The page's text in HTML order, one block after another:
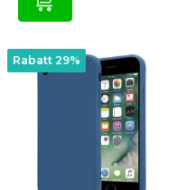
Rabatt 29%